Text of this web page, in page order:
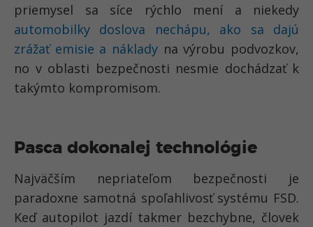
priemysel sa síce rýchlo mení a niekedy
automobilky doslova nechápu, ako sa dajú
zrážať emisie a náklady na výrobu podvozkov,
no v oblasti bezpečnosti nesmie dochádzať k
takýmto kompromisom.
Pasca dokonalej technológie
Najväčším nepriateľom bezpečnosti je
paradoxne samotná spoľahlivosť systému FSD.
Keď autopilot jazdí takmer bezchybne, človek